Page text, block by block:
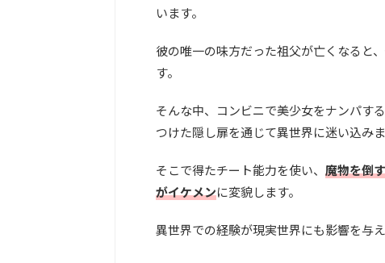
います。
彼の唯一の味方だった祖父が亡くなると
す。
そんな中、コンビニで美少女をナンパす
つけた隠し扉を通じて異世界に迷い込みま
そこで得たチート能力を使い、 魔物を倒
がイケメンに変貌します。
異世界での経験が現実世界にも影響を与